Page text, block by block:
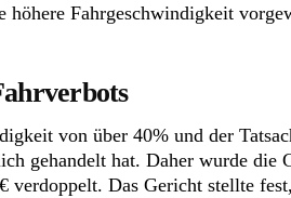
höhere Fahrgeschwindigkeit
von über 40% und der
gehandelt hat. Daher wurde die
Das Gericht stellte